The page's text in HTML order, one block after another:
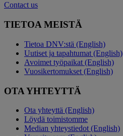
Contact us
TIETOA MEISTÄ
Tietoa DNV:stä (English)
Uutiset ja tapahtumat (English)
Avoimet työpaikat (English)
Vuosikertomukset (English)
OTA YHTEYTTÄ
Ota yhteyttä (English)
Löydä toimistomme
Median yhteystiedot (English)